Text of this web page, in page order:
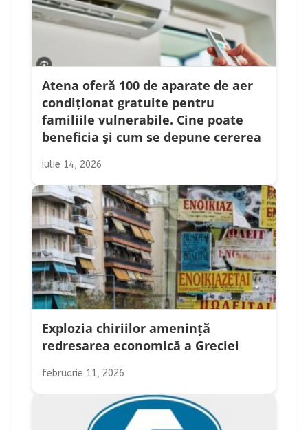
Atena oferă 100 de aparate de aer
condiționat gratuite pentru
familiile vulnerabile. Cine poate
beneficia și cum se depune cererea
iulie 14, 2026
Explozia chiriilor amenință
redresarea economică a Greciei
februarie 11, 2026